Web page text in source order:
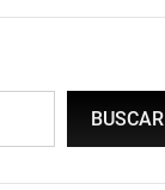
BUSCAR